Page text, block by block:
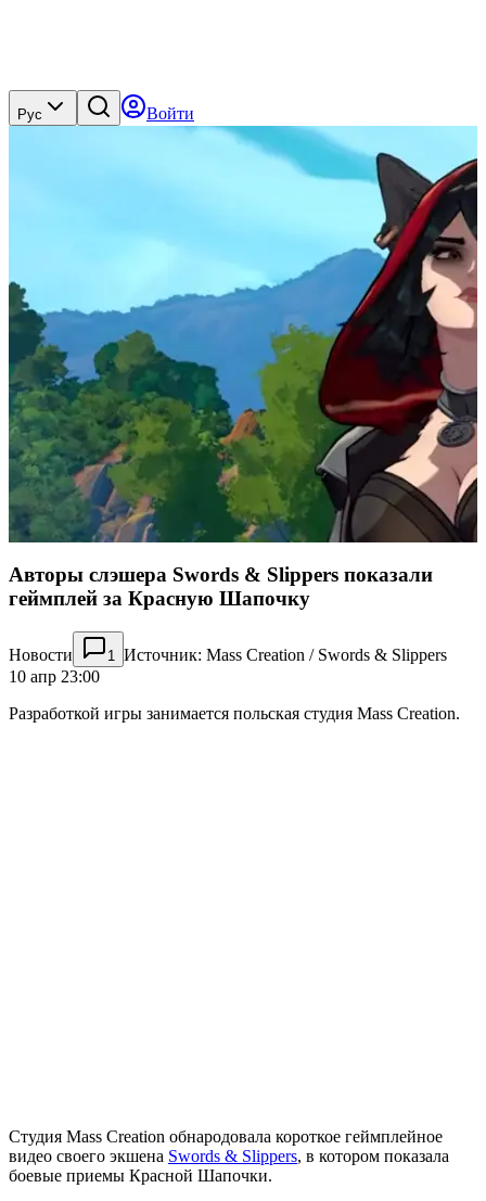
Рус Войти
Авторы слэшера Swords & Slippers показали
геймплей за Красную Шапочку
Новости 1
Источник: Mass Creation / Swords & Slippers
10 апр 23:00
Разработкой игры занимается польская студия Mass Creation.
Студия Mass Creation обнародовала короткое геймплейное
видео своего экшена Swords & Slippers, в котором показала
боевые приемы Красной Шапочки.